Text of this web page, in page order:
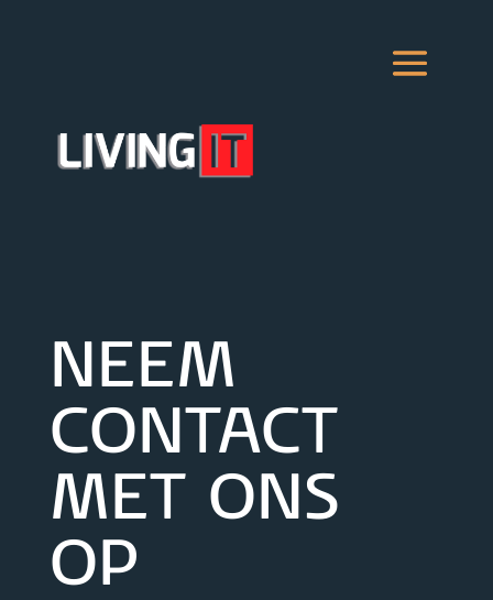
NEEM
CONTACT
MET ONS
OP